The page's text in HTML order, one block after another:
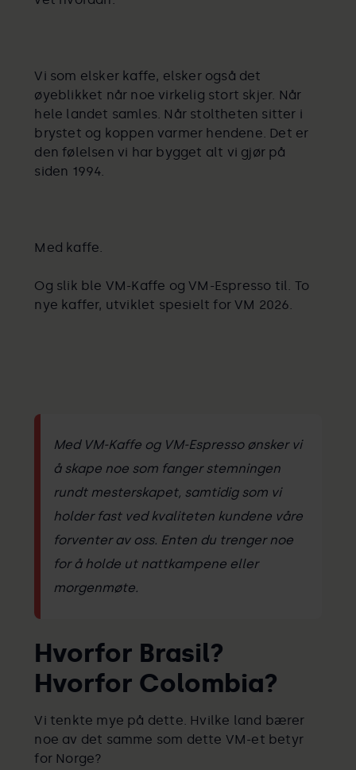
Vi som elsker kaffe, elsker også det
øyeblikket når noe virkelig stort skjer. Når
hele landet samles. Når stoltheten sitter i
brystet og koppen varmer hendene. Det er
den følelsen vi har bygget alt vi gjør på
siden 1994.
Med kaffe.
Og slik ble VM-Kaffe og VM-Espresso til. To
nye kaffer, utviklet spesielt for VM 2026.
Med VM-Kaffe og VM-Espresso ønsker vi
å skape noe som fanger stemningen
rundt mesterskapet, samtidig som vi
holder fast ved kvaliteten kundene våre
forventer av oss. Enten du trenger noe
for å holde ut nattkampene eller
morgenmøte.
Hvorfor Brasil?
Hvorfor Colombia?
Vi tenkte mye på dette. Hvilke land bærer
noe av det samme som dette VM-et betyr
for Norge?